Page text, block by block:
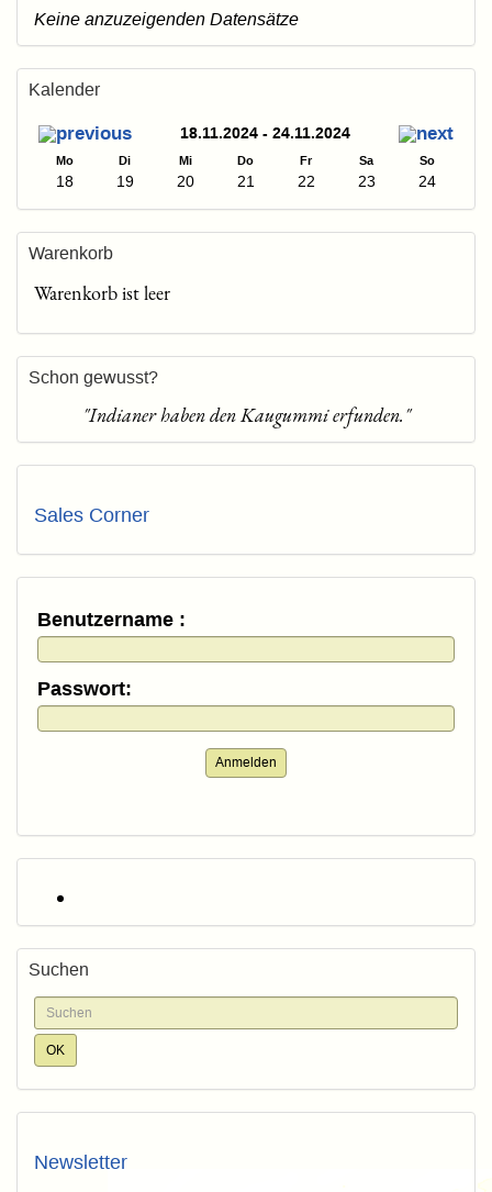
Keine anzuzeigenden Datensätze
Kalender
18.11.2024 - 24.11.2024
Mo Di Mi Do Fr Sa So
18 19 20 21 22 23 24
Warenkorb
Warenkorb ist leer
Schon gewusst?
"Indianer haben den Kaugummi erfunden."
Sales Corner
Benutzername :
Passwort:
Anmelden
Suchen
Newsletter